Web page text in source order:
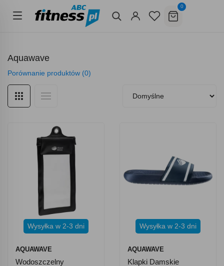
0
Aquawave
Porównanie produktów (0)
Wysyłka w 2-3 dni
AQUAWAVE
Wodoszczelny
Wysyłka w 2-3 dni
AQUAWAVE
Klapki Damskie